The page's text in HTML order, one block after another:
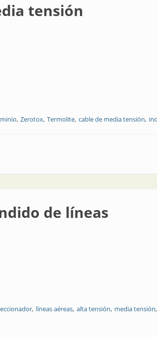
tensión
Zerotox Termolite cable de media tensión
de líneas
líneas aéreas alta tensión media tensión